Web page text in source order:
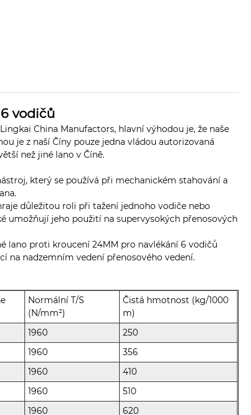
vodičů
China Manufactors, hlavní výhodou je, že naše
je z naší Číny pouze jedna vládou autorizovaná
než jiné lano v Číně.
který se používá při mechanickém stahování a
důležitou roli při tažení jednoho vodiče nebo
umožňují jeho použití na supervysokých přenosových
lano proti kroucení 24MM pro navlékání 6 vodičů
na nadzemním vedení přenosového vedení.
Normální T/S
(N/mm²)
Čistá hmotnost (kg/1000
m)
1960
250
1960
356
1960
410
1960
510
1960
620